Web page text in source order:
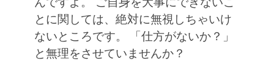
とに関しては、絶対に無視しちゃいけ
ないところです。
「仕方がないか？」
と無理をさせていませんか？